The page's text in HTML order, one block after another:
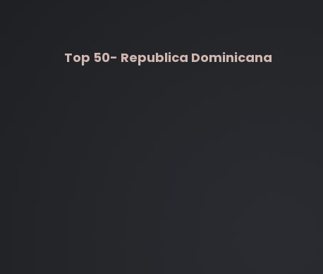
Top 50- Republica Dominicana